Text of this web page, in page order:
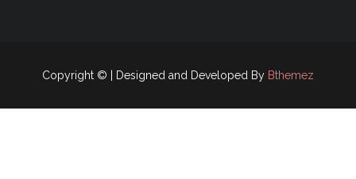
Copyright © | Designed and Developed By Bthemez